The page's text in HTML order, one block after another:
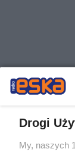
Drogi
My, naszych